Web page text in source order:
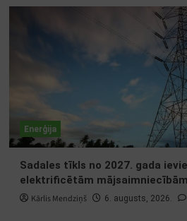
Enerģija
Sadales tīkls no 2027. gada
elektrificētām
Kārlis Mendziņš 6. augusts, 2026.